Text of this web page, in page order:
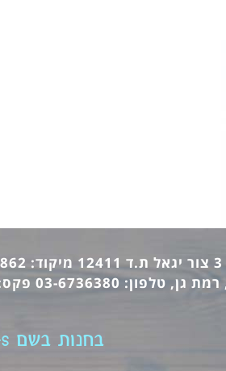
בחנות בשם goodies ביאליק רמת גן